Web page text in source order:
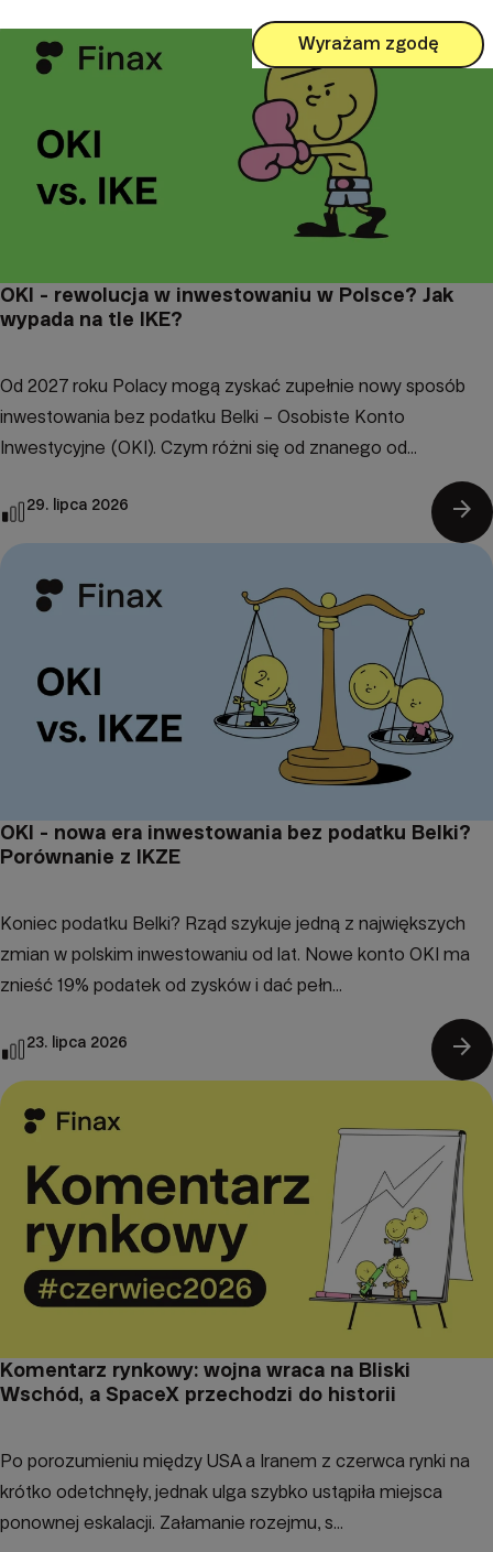
OKI - rewolucja w inwestowaniu w Polsce? Jak
wypada na tle IKE?
Od 2027 roku Polacy mogą zyskać zupełnie nowy sposób
inwestowania bez podatku Belki – Osobiste Konto
Inwestycyjne (OKI). Czym różni się od znanego od...
29. lipca 2026 arrow_forward
OKI - nowa era inwestowania bez podatku Belki?
Porównanie z IKZE
Koniec podatku Belki? Rząd szykuje jedną z największych
zmian w polskim inwestowaniu od lat. Nowe konto OKI ma
znieść 19% podatek od zysków i dać pełn...
23. lipca 2026 arrow_forward
Komentarz rynkowy: wojna wraca na Bliski
Wschód, a SpaceX przechodzi do historii
Po porozumieniu między USA a Iranem z czerwca rynki na
krótko odetchnęły, jednak ulga szybko ustąpiła miejsca
ponownej eskalacji. Załamanie rozejmu, s...
Wyrażam zgodę